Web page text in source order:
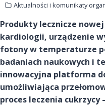
Aktualności i komunikaty
Produkty lecznicze
kardiologii, urządzenie
fotony w temperaturze
badaniach naukowych i
innowacyjna platforma
umożliwiająca
proces leczenia